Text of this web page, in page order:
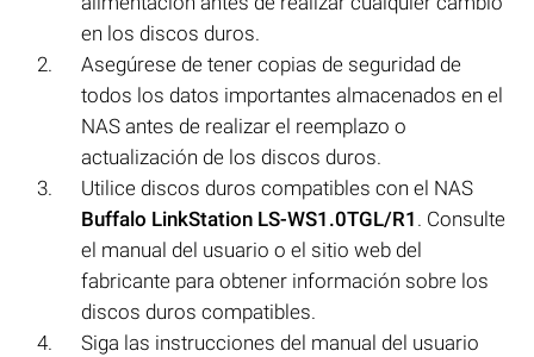
en los discos duros.
Asegúrese de tener copias de seguridad de
todos los datos importantes almacenados en el
NAS antes de realizar el reemplazo o
actualización de los discos duros.
Utilice discos duros compatibles con el NAS
Buffalo LinkStation LS-WS1.0TGL/R1 . Consulte
el manual del usuario o el sitio web del
fabricante para obtener información sobre los
discos duros compatibles.
Siga las instrucciones del manual del usuario